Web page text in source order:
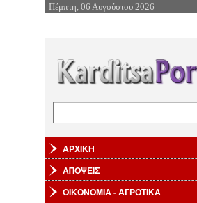
Επιστροφή στην
Πέμπτη, 06 Αυγούστου 2026
ΑΡΧΙΚΗ
ΑΠΟΨΕΙΣ
ΟΙΚΟΝΟΜΙΑ - ΑΓΡΟΤΙΚΑ